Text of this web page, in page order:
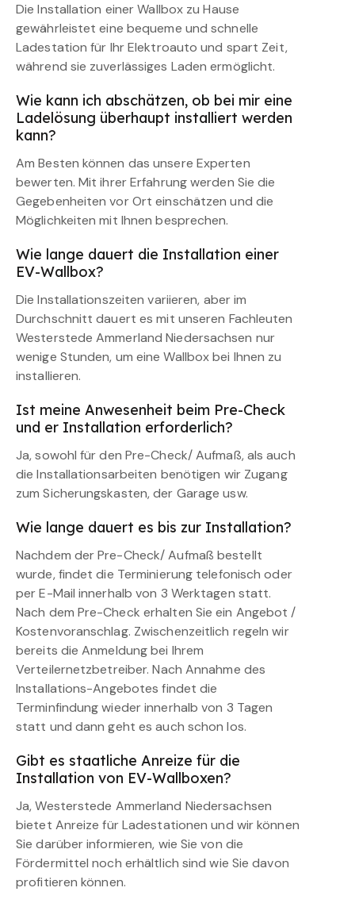
Die Installation einer Wallbox zu Hause
gewährleistet eine bequeme und schnelle
Ladestation für Ihr Elektroauto und spart Zeit,
während sie zuverlässiges Laden ermöglicht.
Wie kann ich abschätzen, ob bei mir eine
Ladelösung überhaupt installiert werden
kann?
Am Besten können das unsere Experten
bewerten. Mit ihrer Erfahrung werden Sie die
Gegebenheiten vor Ort einschätzen und die
Möglichkeiten mit Ihnen besprechen.
Wie lange dauert die Installation einer
EV-Wallbox?
Die Installationszeiten variieren, aber im
Durchschnitt dauert es mit unseren Fachleuten
Westerstede Ammerland Niedersachsen nur
wenige Stunden, um eine Wallbox bei Ihnen zu
installieren.
Ist meine Anwesenheit beim Pre-Check
und er Installation erforderlich?
Ja, sowohl für den Pre-Check/ Aufmaß, als auch
die Installationsarbeiten benötigen wir Zugang
zum Sicherungskasten, der Garage usw.
Wie lange dauert es bis zur Installation?
Nachdem der Pre-Check/ Aufmaß bestellt
wurde, findet die Terminierung telefonisch oder
per E-Mail innerhalb von 3 Werktagen statt.
Nach dem Pre-Check erhalten Sie ein Angebot /
Kostenvoranschlag. Zwischenzeitlich regeln wir
bereits die Anmeldung bei Ihrem
Verteilernetzbetreiber. Nach Annahme des
Installations-Angebotes findet die
Terminfindung wieder innerhalb von 3 Tagen
statt und dann geht es auch schon los.
Gibt es staatliche Anreize für die
Installation von EV-Wallboxen?
Ja, Westerstede Ammerland Niedersachsen
bietet Anreize für Ladestationen und wir können
Sie darüber informieren, wie Sie von die
Fördermittel noch erhältlich sind wie Sie davon
profitieren können.